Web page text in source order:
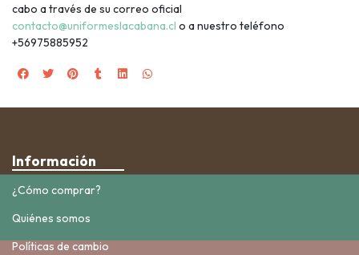
cabo a través de su correo oficial
contacto@uniformeslacabana.cl o a nuestro teléfono
+56975885952
Información
¿Cómo comprar?
Quiénes somos
Políticas de cambio